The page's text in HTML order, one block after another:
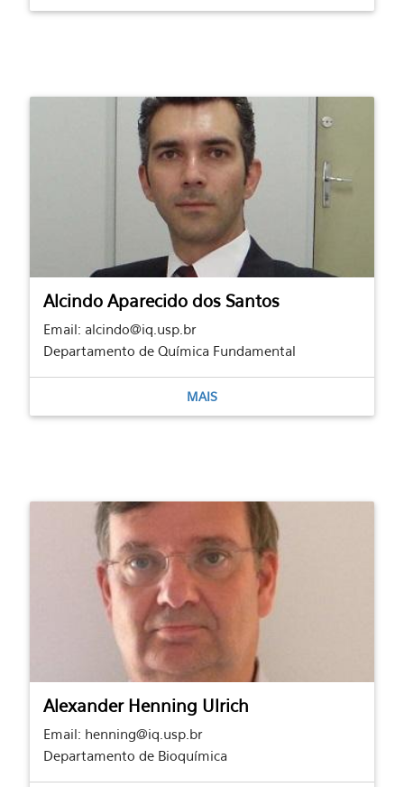
Alcindo Aparecido dos Santos
Email: alcindo@iq.usp.br
Departamento de Química Fundamental
MAIS
Alexander Henning Ulrich
Email: henning@iq.usp.br
Departamento de Bioquímica